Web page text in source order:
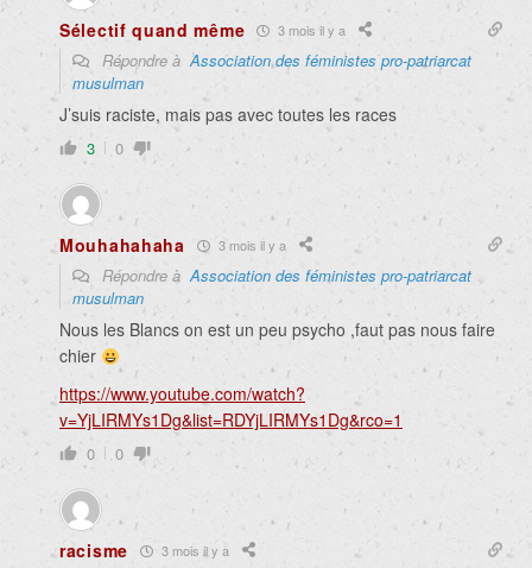
Sélectif quand même 3 mois il y a
Répondre àAssociation des féministes pro-patriarcat
musulman
J’suis raciste, mais pas avec toutes les races
3 0
Mouhahahaha 3 mois il y a
Répondre àAssociation des féministes pro-patriarcat
musulman
Nous les Blancs on est un peu psycho ,faut pas nous faire
chier
https://www.youtube.com/watch?
v=YjLIRMYs1Dg&list=RDYjLIRMYs1Dg&rco=1
0 0
racisme 3 mois il y a